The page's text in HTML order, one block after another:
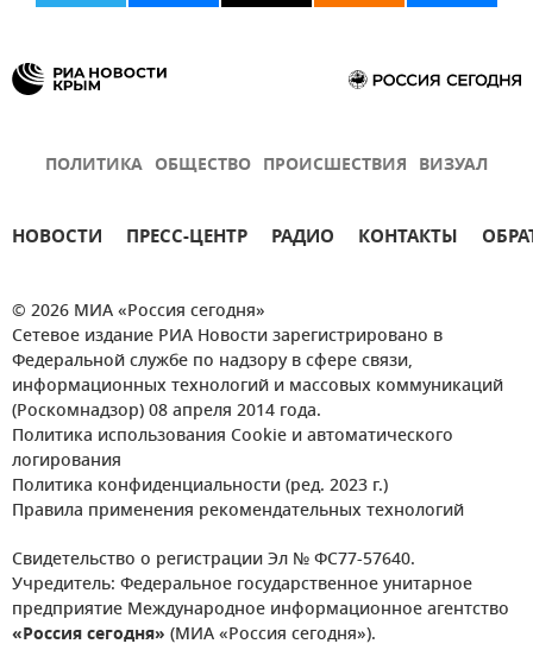
ПОЛИТИКА ОБЩЕСТВО ПРОИСШЕСТВИЯ ВИЗУАЛ
НОВОСТИ ПРЕСС-ЦЕНТР РАДИО КОНТАКТЫ
© 2026 МИА «Россия сегодня»
Сетевое издание РИА Новости зарегистрировано в
Федеральной службе по надзору в сфере связи,
информационных технологий и массовых коммуникаций
(Роскомнадзор) 08 апреля 2014 года.
Политика использования Cookie и автоматического
логирования
Политика конфиденциальности (ред. 2023 г.)
Правила применения рекомендательных технологий
Свидетельство о регистрации Эл № ФС77-57640.
Учредитель: Федеральное государственное унитарное
предприятие Международное информационное агентство
«Россия сегодня» (МИА «Россия сегодня»).